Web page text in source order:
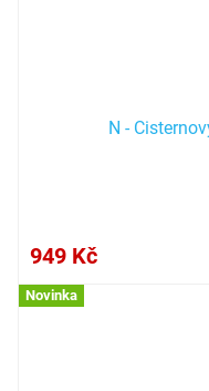
N -
949 Kč
Novinka